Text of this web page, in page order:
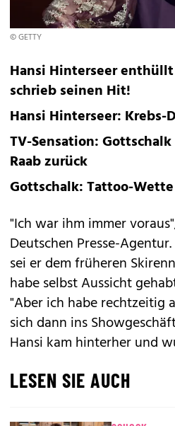
© GETTY
Hansi Hinterseer
schrieb seinen Hit!
Hansi Hinterseer:
TV-Sensation:
Raab zurück
Gottschalk: Tattoo-
"Ich war ihm immer
Deutschen Presse-
sei er dem früheren
habe selbst Aussicht
"Aber ich habe rechtzeitig
sich dann ins
Hansi kam hinterher und
LESEN SIE AUCH